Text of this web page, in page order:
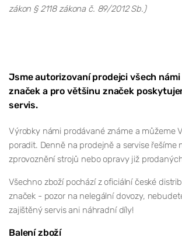
zákon § 2118 zákona č. 89/2012 Sb.)
Jsme autorizovaní prodejci všech
značek a pro většinu značek
servis.
Výrobky námi prodávané známe a můžeme
poradit. Denně na prodejně a servise řešíme
zprovoznění strojů nebo opravy již
Všechno zboží pochází z oficiální české
značek - pozor na nelegální dovozy,
zajištěný servis ani náhradní díly!
Balení zboží